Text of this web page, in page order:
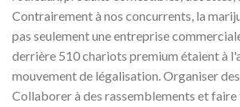
Contrairement à nos concurrents, la
pas seulement une entreprise
derrière 510 chariots premium étaient à
mouvement de légalisation. Organiser
Collaborer à des rassemblements et